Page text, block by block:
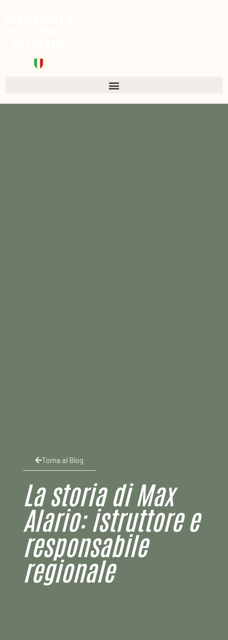
Torna al Blog
La storia di Max
Alario: istruttore e
responsabile
regionale